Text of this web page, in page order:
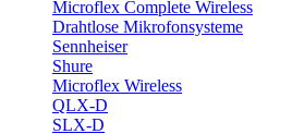
Microflex Complete Wireless
Drahtlose Mikrofonsysteme
Sennheiser
Shure
Microflex Wireless
QLX-D
SLX-D